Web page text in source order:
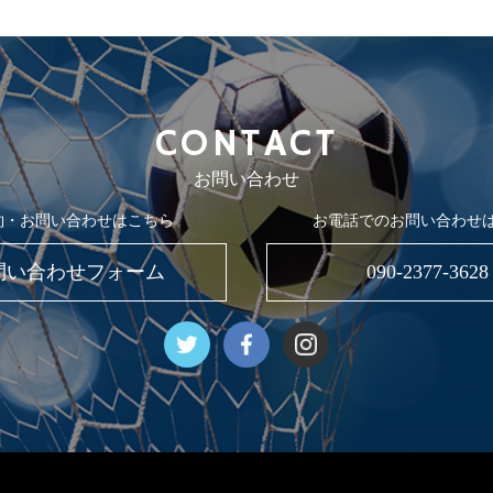
CONTACT
お問い合わせ
・お問い合わせはこちら
い合わせフォーム
お電話でのお問い合わせ
090-2377-3628